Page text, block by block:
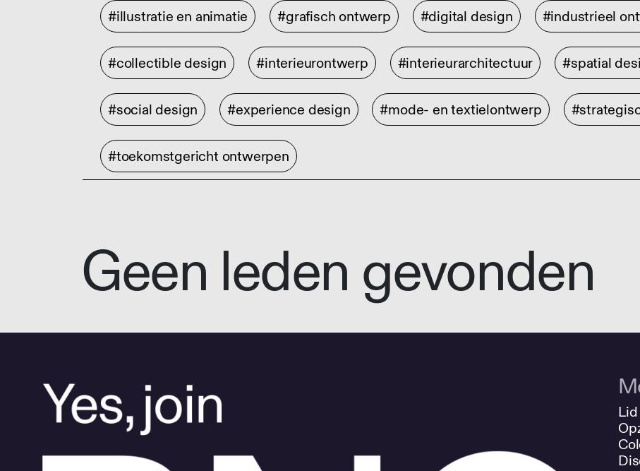
#illustratie en animatie #grafisch ontwerp #digital design #industrieel
#collectible design #interieurontwerp #interieurarchitectuur #spatial
#social design #experience design #mode- en textielontwerp
#toekomstgericht ontwerpen
Geen leden gevonden